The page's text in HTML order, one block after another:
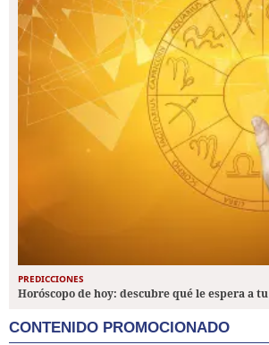
PREDICCIONES
Horóscopo de hoy: descubre qué le espera a
CONTENIDO PROMOCIONADO